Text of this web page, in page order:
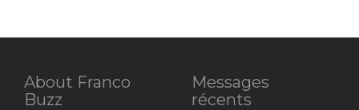
About Franco
Buzz
Messages
récents